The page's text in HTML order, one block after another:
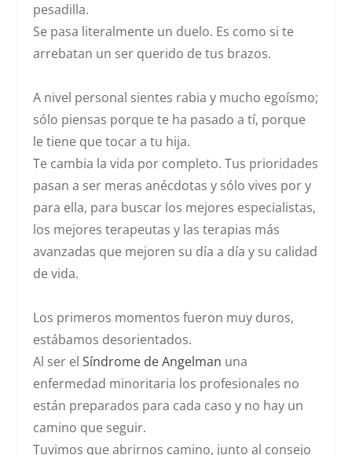
pesadilla.
Se pasa literalmente un duelo. Es como si te
arrebatan un ser querido de tus brazos.
A nivel personal sientes rabia y mucho egoísmo;
sólo piensas porque te ha pasado a tí, porque
le tiene que tocar a tu hija.
Te cambia la vida por completo. Tus prioridades
pasan a ser meras anécdotas y sólo vives por y
para ella, para buscar los mejores especialistas,
los mejores terapeutas y las terapias más
avanzadas que mejoren su día a día y su calidad
de vida.
Los primeros momentos fueron muy duros,
estábamos desorientados.
Al ser elSíndrome de Angelman una
enfermedad minoritaria los profesionales no
están preparados para cada caso y no hay un
camino que seguir.
Tuvimos que abrirnos camino, junto al consejo